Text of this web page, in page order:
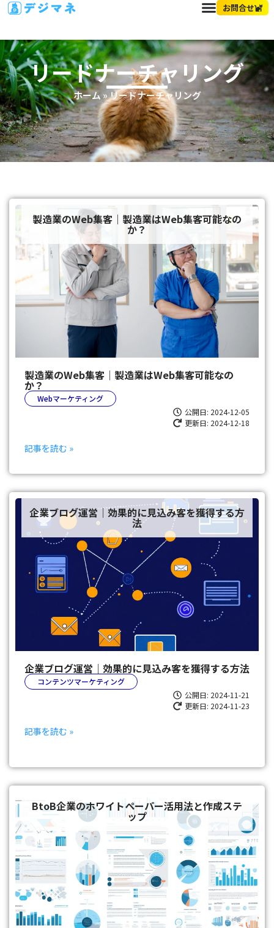
お問合せ
リードナーチャリング
ホーム »リードナーチャリング
製造業のWeb集客｜製造業はWeb集客可能なの
か？
製造業のWeb集客｜製造業はWeb集客可能なの
か？
Webマーケティング
公開日: 2024-12-05
更新日: 2024-12-18
記事を読む »
企業ブログ運営｜効果的に見込み客を獲得する方
法
企業ブログ運営｜効果的に見込み客を獲得する方法
コンテンツマーケティング
公開日: 2024-11-21
更新日: 2024-11-23
記事を読む »
BtoB企業のホワイトペーパー活用法と作成ステ
ップ